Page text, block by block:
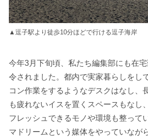
▲逗子駅より徒歩10分ほどで行ける逗子海岸
今年3月下旬頃、私たち編集部にも在
令されました。都内で実家暮らしをし
コン作業をするようなデスクはなし、
も疲れないイスを置くスペースもなし
フレッシュできるモノや環境も整って
マドリームという媒体をやっていなが